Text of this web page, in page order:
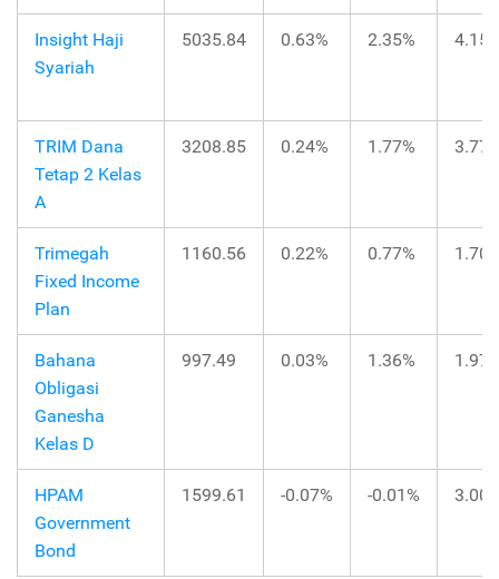
Insight Haji
Syariah
5035.84 0.63% 2.35%
TRIM Dana
Tetap 2 Kelas
A
3208.85 0.24% 1.77%
Trimegah
Fixed Income
Plan
1160.56 0.22% 0.77%
Bahana
Obligasi
Ganesha
Kelas D
997.49 0.03% 1.36%
HPAM
Government
Bond
1599.61 -0.07% -0.01%